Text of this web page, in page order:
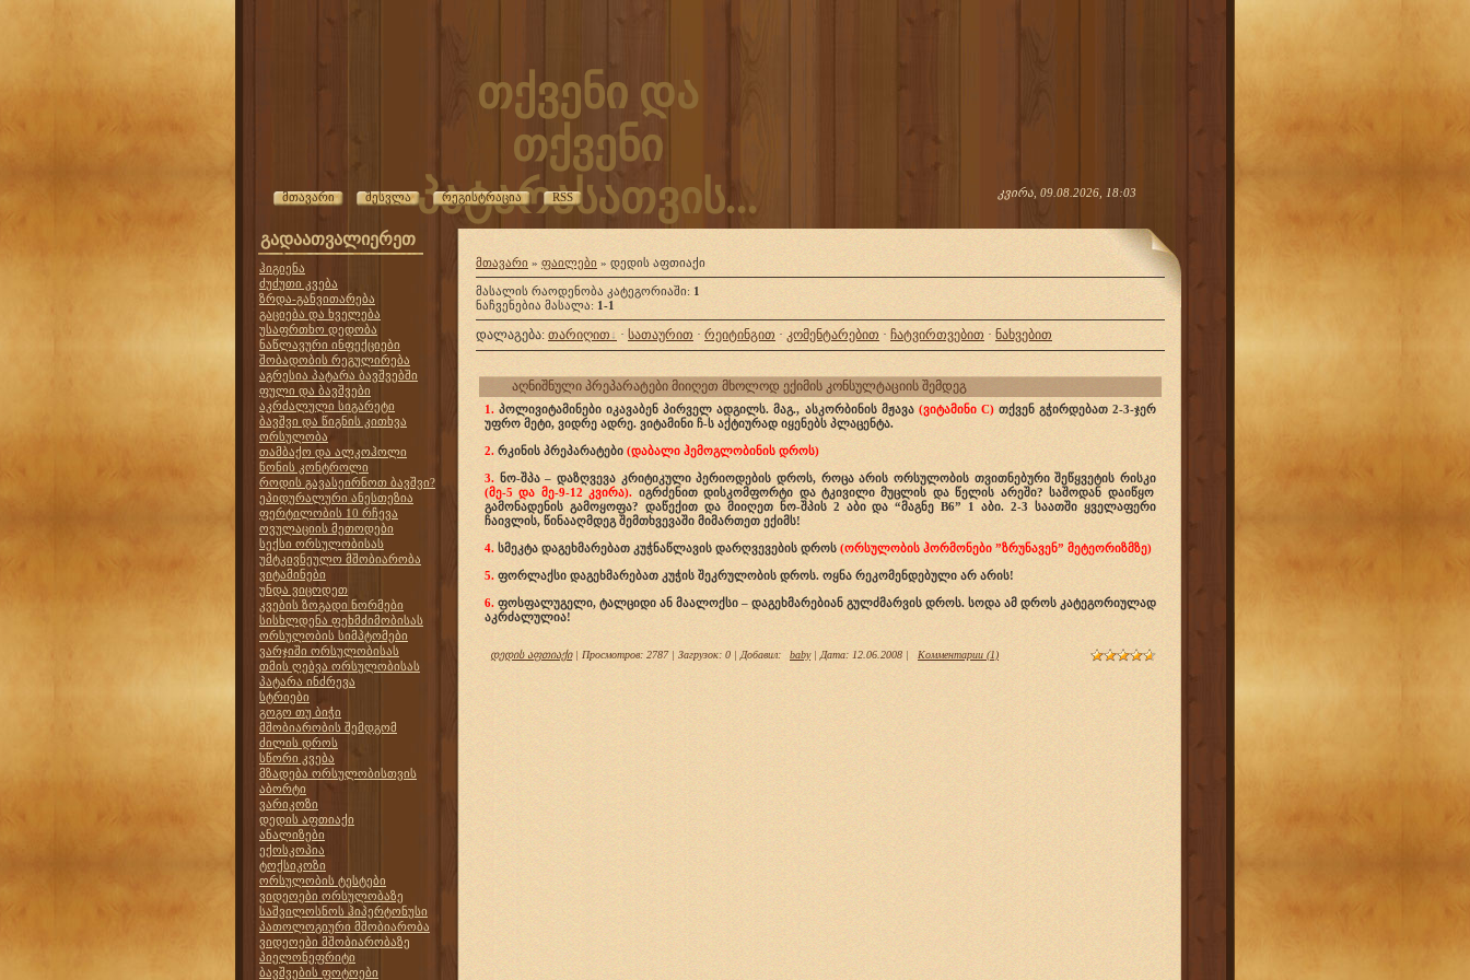
თქვენი და
თქვენი
პატარასათვის...
მთავარი შესვლა რეგისტრაცია RSS კვირა, 09.08.2026, 18:03
გადაათვალიერეთ
ჰიგიენა
ძუძუთი კვება
ზრდა-განვითარება
გაციება და ხველება
უსაფრთხო დედობა
ნაწლავური ინფექციები
შობადობის რეგულირება
აგრესია პატარა ბავშვებში
ფული და ბავშვები
აკრძალული სიგარეტი
ბავშვი და წიგნის კითხვა
ორსულობა
თამბაქო და ალკოჰოლი
წონის კონტროლი
როდის გავასეირნოთ ბავშვი?
ეპიდურალური ანესთეზია
ფერტილობის 10 რჩევა
ოვულაციის მეთოდები
სექსი ორსულობისას
უმტკივნეულო მშობიარობა
ვიტამინები
უნდა ვიცოდეთ
კვების ზოგადი ნორმები
სისხლდენა ფეხმძიმობისას
ორსულობის სიმპტომები
ვარჯიში ორსულობისას
თმის ღებვა ორსულობისას
პატარა ინძრევა
სტრიები
გოგო თუ ბიჭი
მშობიარობის შემდგომ
ძილის დროს
სწორი კვება
მზადება ორსულობისთვის
აბორტი
ვარიკოზი
დედის აფთიაქი
ანალიზები
ექოსკოპია
ტოქსიკოზი
ორსულობის ტესტები
ვიდეოები ორსულობაზე
საშვილოსნოს ჰიპერტონუსი
პათოლოგიური მშობიარობა
ვიდეოები მშობიარობაზე
პიელონეფრიტი
ბავშვების ფოტოები
მთავარი » ფაილები » დედის აფთიაქი
მასალის რაოდენობა კატეგორიაში: 1
ნაჩვენებია მასალა: 1-1
დალაგება: თარიღით · სათაურით · რეიტინგით · კომენტარებით · ჩატვირთვებით · ნახვებით
აღნიშნული პრეპარატები მიიღეთ მხოლოდ ექიმის კონსულტაციის შემდეგ
1. პოლივიტამინები იკავაბენ პირველ ადგილს. მაგ., ასკორბინის მჟავა (ვიტამინი C)თქვენ გჭირდებათ 2-3-ჯერ
უფრო მეტი, ვიდრე ადრე. ვიტამინი ჩ-ს აქტიურად იყენებს პლაცენტა.
2. რკინის პრეპარატები (დაბალი ჰემოგლობინის დროს)
3. ნო-შპა – დაზღვევა კრიტიკული პერიოდების დროს, როცა არის ორსულობის თვითნებური შეწყვეტის რისკი
(მე-5 და მე-9-12 კვირა). იგრძენით დისკომფორტი და ტკივილი მუცლის და წელის არეში? საშოდან დაიწყო
გამონადენის გამოყოფა? დაწექით და მიიღეთ ნო-შპის 2 აბი და “მაგნე B6” 1 აბი. 2-3 საათში ყველაფერი
ჩაივლის, წინააღმდეგ შემთხვევაში მიმართეთ ექიმს!
4. სმეკტა დაგეხმარებათ კუჭნაწლავის დარღვევების დროს (ორსულობის ჰორმონები ”ზრუნავენ” მეტეორიზმზე)
5. ფორლაქსი დაგეხმარებათ კუჭის შეკრულობის დროს. ოყნა რეკომენდებული არ არის!
6. ფოსფალუგელი, ტალციდი ან მაალოქსი – დაგეხმარებიან გულძმარვის დროს. სოდა ამ დროს კატეგორიულად
აკრძალულია!
დედის აფთიაქი| Просмотров: 2787 | Загрузок: 0 | Добавил: baby| Дата: 12.06.2008 | Комментарии (1)